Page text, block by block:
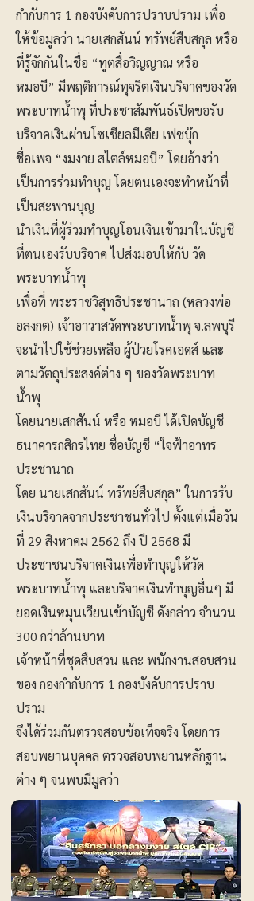
กำกับการ 1 กองบังคับการปราบปราม เพื่อ
ให้ข้อมูลว่า นายเสกสันน์ ทรัพย์สืบสกุล หรือ
ที่รู้จักกันในชื่อ “ทูตสื่อวิญญาณ หรือ
หมอบี” มีพฤติการณ์ทุจริตเงินบริจาคของวัด
พระบาทน้ำพุ ที่ประชาสัมพันธ์เปิดขอรับ
บริจาคเงินผ่านโซเชียลมีเดีย เฟซบุ๊ก
ชื่อเพจ “งมงาย สไตล์หมอบี” โดยอ้างว่า
เป็นการร่วมทำบุญ โดยตนเองจะทำหน้าที่
เป็นสะพานบุญ
นำเงินที่ผู้ร่วมทำบุญโอนเงินเข้ามาในบัญชี
ที่ตนเองรับบริจาค ไปส่งมอบให้กับ วัด
พระบาทน้ำพุ
เพื่อที่ พระราชวิสุทธิประชานาถ (หลวงพ่อ
อลงกต) เจ้าอาวาสวัดพระบาทน้ำพุ จ.ลพบุรี
จะนำไปใช้ช่วยเหลือ ผู้ป่วยโรคเอดส์ และ
ตามวัตถุประสงค์ต่าง ๆ ของวัดพระบาท
น้ำพุ
​โดยนายเสกสันน์ หรือ หมอบี ได้เปิดบัญชี
ธนาคารกสิกรไทย ชื่อบัญชี “ใจฟ้าอาทร
ประชานาถ
โดย นายเสกสันน์ ทรัพย์สืบสกุล” ในการรับ
เงินบริจาคจากประชาชนทั่วไป ตั้งแต่เมื่อวัน
ที่ 29 สิงหาคม 2562 ถึง ปี 2568 มี
ประชาชนบริจาคเงินเพื่อทำบุญให้วัด
พระบาทน้ำพุ และบริจาคเงินทำบุญอื่นๆ มี
ยอดเงินหมุนเวียนเข้าบัญชี ดังกล่าว จำนวน
300 กว่าล้านบาท
​เจ้าหน้าที่ชุดสืบสวน และ พนักงานสอบสวน
ของ กองกำกับการ 1 กองบังคับการปราบ
ปราม
จึงได้ร่วมกันตรวจสอบข้อเท็จจริง โดยการ
สอบพยานบุคคล ตรวจสอบพยานหลักฐาน
ต่าง ๆ จนพบมีมูลว่า